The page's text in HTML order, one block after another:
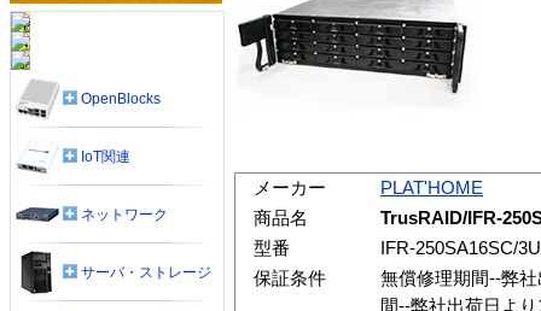
メーカー
PLAT'HOME
商品名
TrusRAID/IFR-
型番
IFR-250SA16SC/3U
保証条件
無償修理期間--弊
間--弊社出荷日よ
OpenBlocks
IoT関連
ネットワーク
サーバ・ストレージ